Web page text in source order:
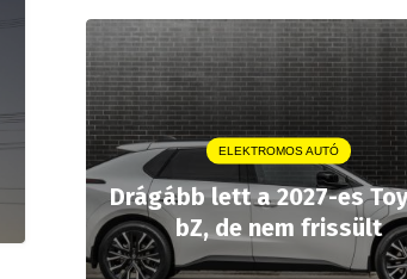
ELEKTROMOS AUTÓ
Drágább lett a 2027-es
bZ, de nem frissült